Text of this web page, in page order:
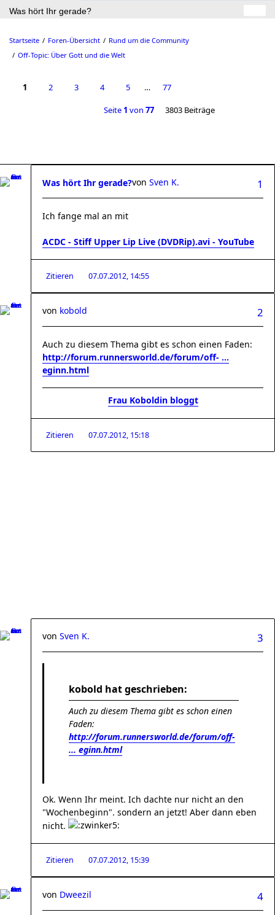
Was hört Ihr gerade?
Startseite Foren-Übersicht
Rund um die Community
Off-Topic: Über Gott und die Welt
1 2 3 4 5 … 77
Seite 1 von 77 3803 Beiträge
Was hört Ihr gerade? 1
von Sven K.
Ich fange mal an mit
ACDC - Stiff Upper Lip Live (DVDRip).avi - YouTube
Zitieren 07.07.2012, 14:55
2
von kobold
Auch zu diesem Thema gibt es schon einen Faden:
http://forum.runnersworld.de/forum/off- ...
eginn.html
Frau Koboldin bloggt
Zitieren 07.07.2012, 15:18
3
von Sven K.
kobold hat geschrieben:
Auch zu diesem Thema gibt es schon einen
Faden:
http://forum.runnersworld.de/forum/off-
... eginn.html
Ok. Wenn Ihr meint. Ich dachte nur nicht an den
"Wochenbeginn". sondern an jetzt! Aber dann eben
nicht.
Zitieren 07.07.2012, 15:39
4
von Dweezil